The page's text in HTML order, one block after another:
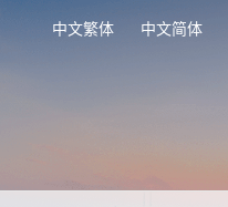
中文繁体 中文简体